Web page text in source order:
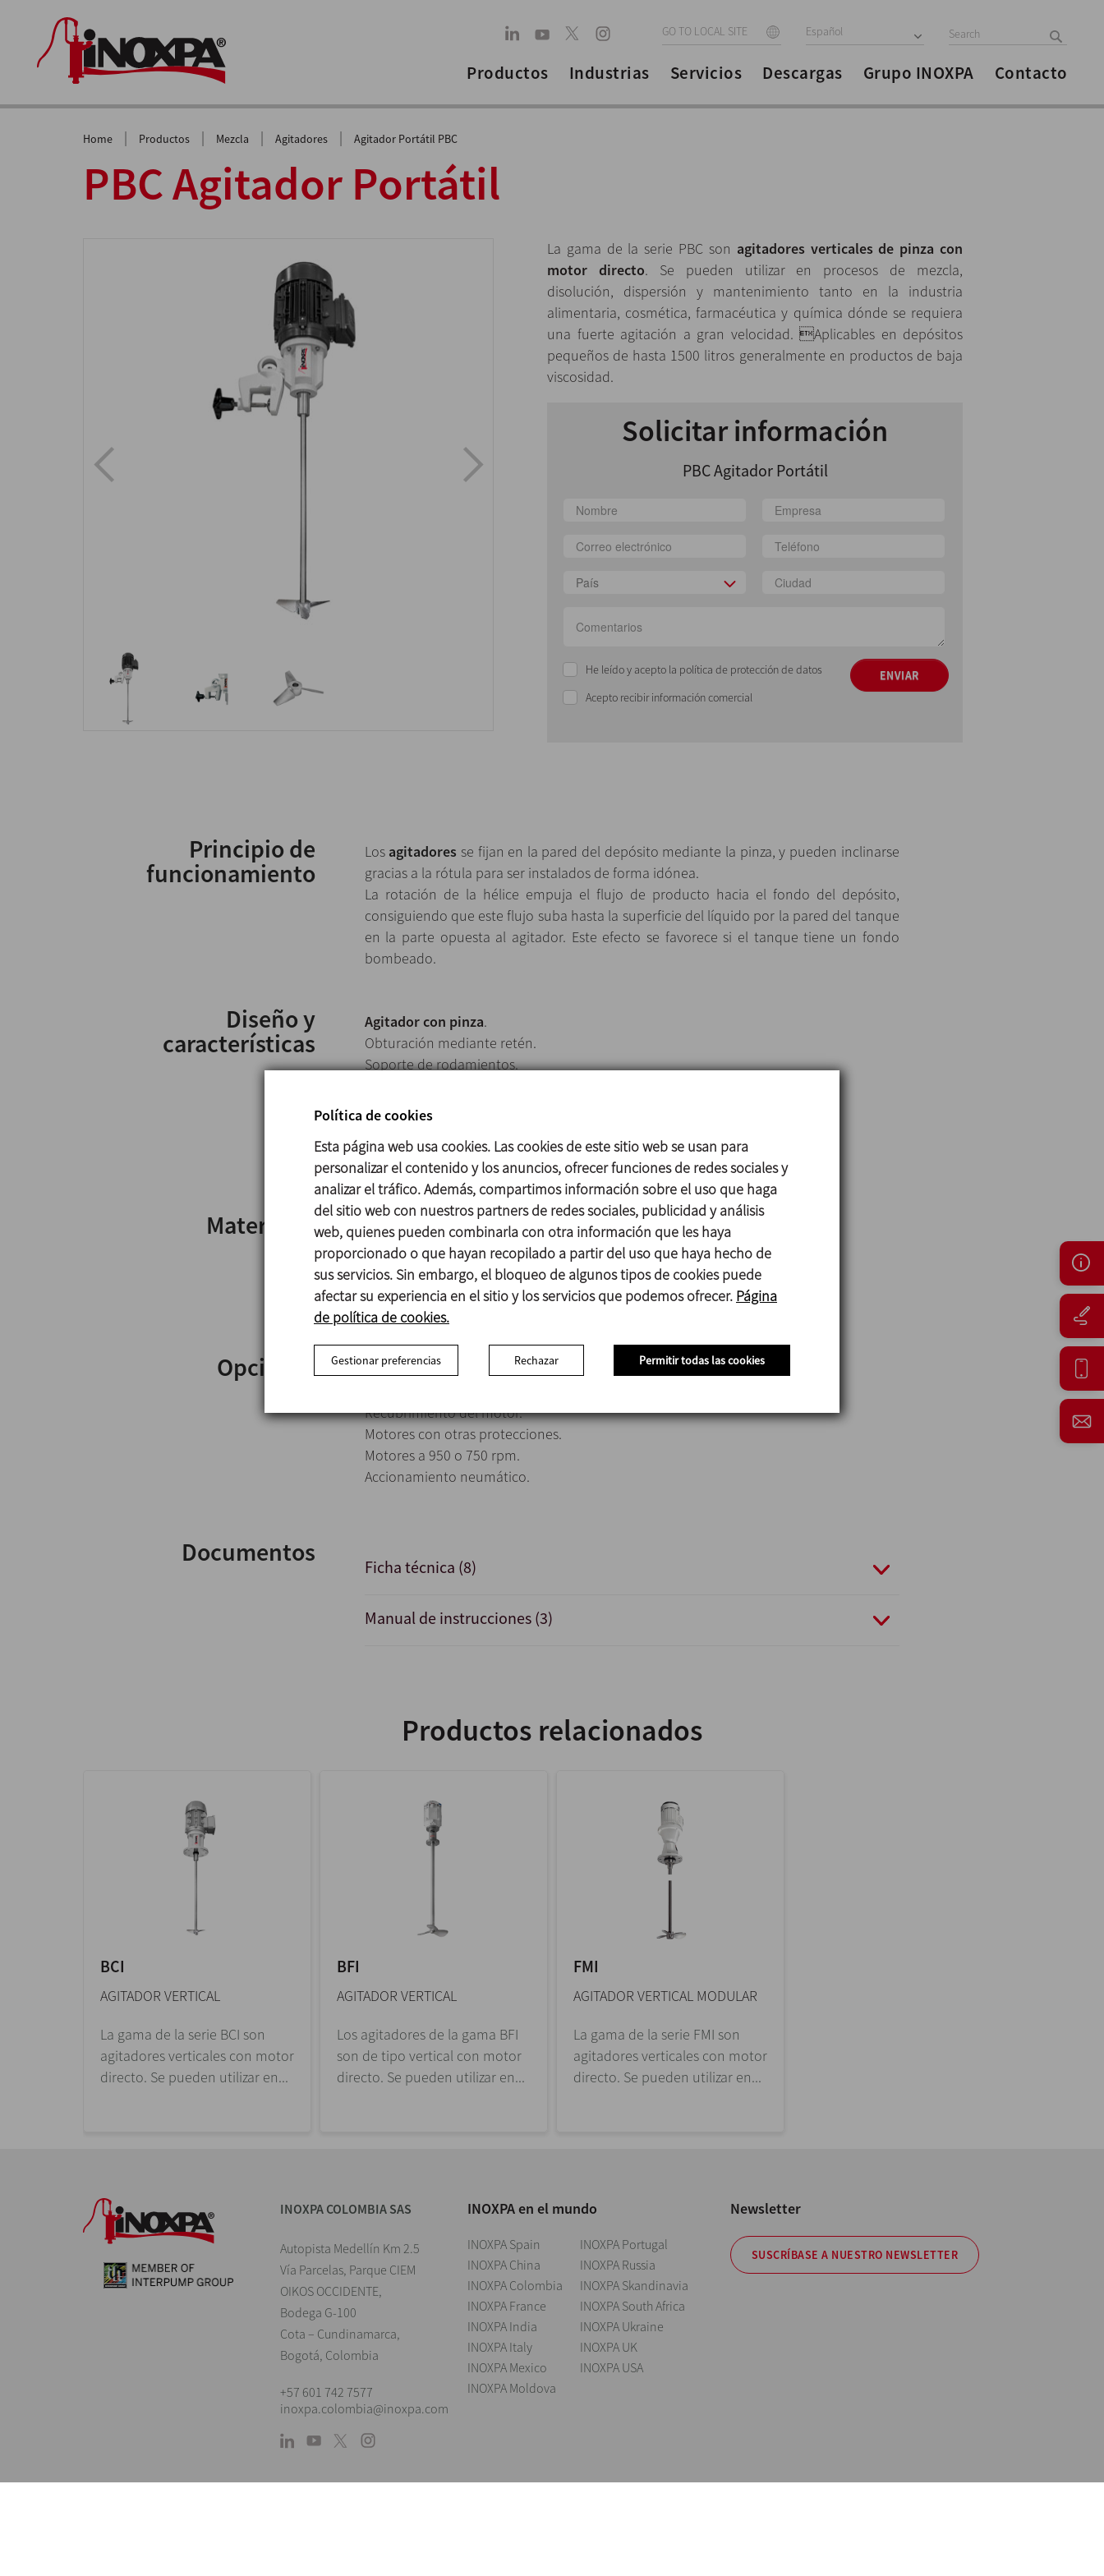
GO TO LOCAL SITE Español
Productos Industrias Servicios Descargas Grupo INOXPA Contacto
Home | Productos | Mezcla | Agitadores | Agitador Portátil PBC
PBC Agitador Portátil
La gama de la serie PBC son agitadores verticales de pinza con
motor directo. Se pueden utilizar en procesos de mezcla,
disolución, dispersión y mantenimiento tanto en la industria
alimentaria, cosmética, farmacéutica y química dónde se requiera
una fuerte agitación a gran velocidad. Aplicables en depósitos
pequeños de hasta 1500 litros generalmente en productos de baja
viscosidad.
Solicitar información
PBC Agitador Portátil
País
He leído y acepto la política de protección de datos
Acepto recibir información comercial
ENVIAR
Principio de
funcionamiento
Los agitadores se fijan en la pared del depósito mediante la pinza, y pueden inclinarse
gracias a la rótula para ser instalados de forma idónea.
La rotación de la hélice empuja el flujo de producto hacia el fondo del depósito,
consiguiendo que este flujo suba hasta la superficie del líquido por la pared del tanque
en la parte opuesta al agitador. Este efecto se favorece si el tanque tiene un fondo
bombeado.
Diseño y
características
Agitador con pinza.
Obturación mediante retén.
Soporte de rodamientos.
Motores IEC B14 a 1500 rpm IP55, aislamiento clase F.
Hélice Lineflux (Tipo 18).
Materiales
Piezas en contacto con el producto: AISI 316L
Retén: NBR
Soporte de rodamientos: Aluminio
Acabado superficial: Ra ≤ 0,8 μm (excepto hélice Lineflux)
Opciones
Retén en FPM.
Recubrimiento del motor.
Motores con otras protecciones.
Motores a 950 o 750 rpm.
Accionamiento neumático.
Documentos Ficha técnica (8)
Manual de instrucciones (3)
Productos relacionados
BCI
AGITADOR VERTICAL
La gama de la serie BCI son
agitadores verticales con motor
directo. Se pueden utilizar en...
BFI
AGITADOR VERTICAL
Los agitadores de la gama BFI
son de tipo vertical con motor
directo. Se pueden utilizar en...
FMI
AGITADOR VERTICAL MODULAR
La gama de la serie FMI son
agitadores verticales con motor
directo. Se pueden utilizar en...
INOXPA COLOMBIA SAS
Autopista Medellín Km 2.5
Vía Parcelas, Parque CIEM
OIKOS OCCIDENTE,
Bodega G-100
Cota – Cundinamarca,
Bogotá, Colombia
+57 601 742 7577
inoxpa.colombia@inoxpa.com
INOXPA en el mundo
INOXPA Spain
INOXPA China
INOXPA Colombia
INOXPA France
INOXPA India
INOXPA Italy
INOXPA Mexico
INOXPA Moldova
INOXPA Portugal
INOXPA Russia
INOXPA Skandinavia
INOXPA South Africa
INOXPA Ukraine
INOXPA UK
INOXPA USA
Newsletter
SUSCRÍBASE A NUESTRO NEWSLETTER
Política de cookies
Esta página web usa cookies. Las cookies de este sitio web se usan para
personalizar el contenido y los anuncios, ofrecer funciones de redes sociales y
analizar el tráfico. Además, compartimos información sobre el uso que haga
del sitio web con nuestros partners de redes sociales, publicidad y análisis
web, quienes pueden combinarla con otra información que les haya
proporcionado o que hayan recopilado a partir del uso que haya hecho de
sus servicios. Sin embargo, el bloqueo de algunos tipos de cookies puede
afectar su experiencia en el sitio y los servicios que podemos ofrecer. Página
de política de cookies.
Gestionar preferencias Rechazar Permitir todas las cookies